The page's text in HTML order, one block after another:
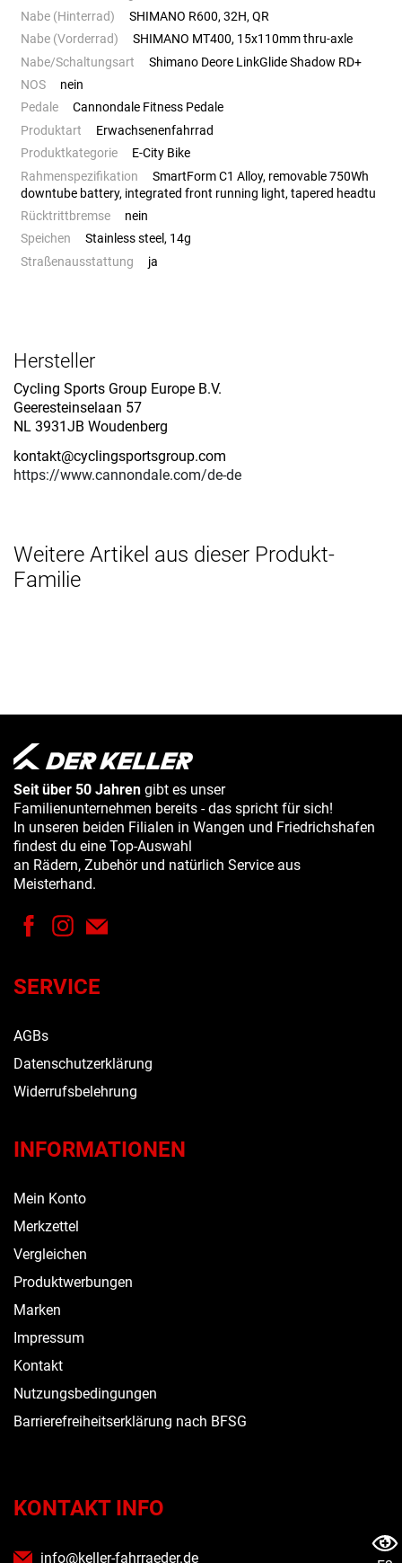
Nabe (Hinterrad)
SHIMANO R600, 32H, QR
Nabe (Vorderrad)
SHIMANO MT400, 15x110mm thru-axle
Nabe/Schaltungsart
Shimano Deore LinkGlide Shadow RD+
NOS
nein
Pedale
Cannondale Fitness Pedale
Produktart
Erwachsenenfahrrad
Produktkategorie
E-City Bike
Rahmenspezifikation
SmartForm C1 Alloy, removable 750Wh
downtube battery, integrated front running light, tapered headtu
Rücktrittbremse
nein
Speichen
Stainless steel, 14g
Straßenausstattung
ja
Hersteller
Cycling Sports Group Europe B.V.
Geeresteinselaan 57
NL 3931JB Woudenberg
kontakt@cyclingsportsgroup.com
https://www.cannondale.com/de-de
Weitere Artikel aus dieser Produkt-
Familie
Seit über 50 Jahren gibt es unser
Familienunternehmen bereits - das spricht für sich!
In unseren beiden Filialen in Wangen und Friedrichshafen
findest du eine Top-Auswahl
an Rädern, Zubehör und natürlich Service aus
Meisterhand.
SERVICE
AGBs
Datenschutzerklärung
Widerrufsbelehrung
INFORMATIONEN
Mein Konto
Merkzettel
Vergleichen
Produktwerbungen
Marken
Impressum
Kontakt
Nutzungsbedingungen
Barrierefreiheitserklärung nach BFSG
KONTAKT INFO
info@keller-fahrraeder.de